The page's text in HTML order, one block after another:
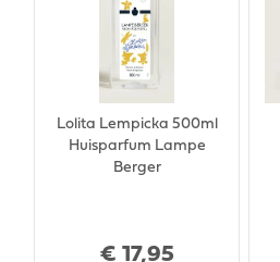
€ 17,95
Lolita Lempicka 500ml
Huisparfum Lampe
Berger